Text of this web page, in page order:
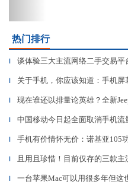
热门排行
▎ 谈体验三大主流网络二手交易平
▎ 关于手机，你应该知道：手机屏
▎ 现在谁还以排量论英雄？全新
▎ 中国移动今日起全面取消手机流
▎ 手机有价情怀无价：诺基亚105
▎ 且用且珍惜！目前仅存的三款
▎ 一台苹果Mac可以用很多年但这